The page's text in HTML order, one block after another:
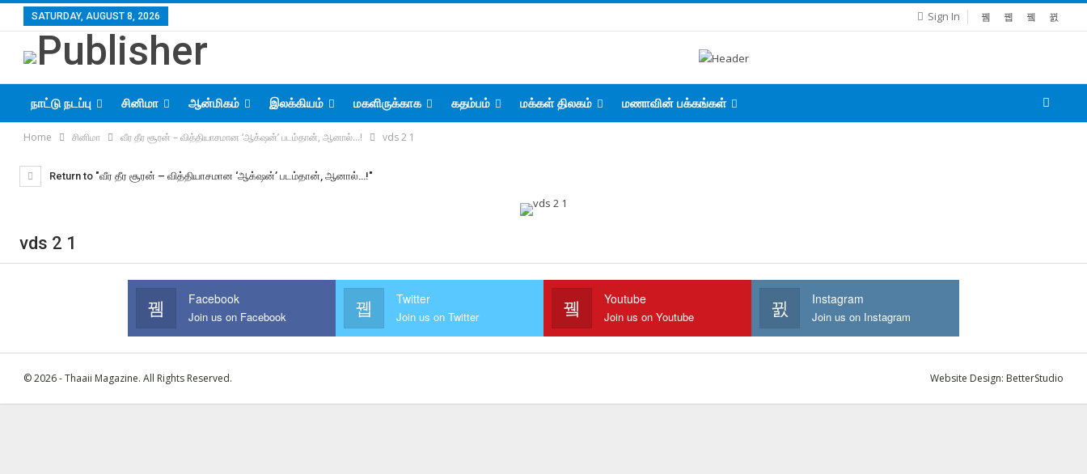
Sign In
SATURDAY, AUGUST 8, 2026
நாட்டு நடப்பு சினிமா ஆன்மிகம் இலக்கியம் மகளிருக்காக கதம்பம் மக்கள் திலகம் மணாவின் பக்கங்கள்
Home சினிமா வீர தீர சூரன் – வித்தியாசமான ‘ஆக்‌ஷன்’ படம்தான், ஆனால்…! vds 2 1
Return to "வீர தீர சூரன் – வித்தியாசமான ‘ஆக்‌ஷன்’ படம்தான், ஆனால்…!"
vds 2 1
Facebook
Join us on Facebook
Twitter
Join us on Twitter
Youtube
Join us on Youtube
Instagram
Join us on Instagram
© 2026 - Thaaii Magazine. All Rights Reserved. Website Design: BetterStudio